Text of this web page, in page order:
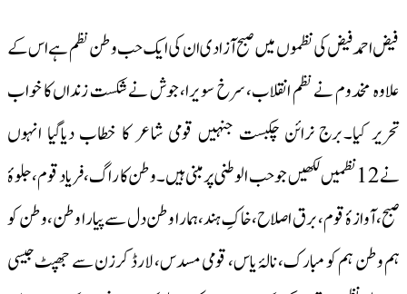
فیض احمد فیض کی نظموں میں صبح آزادی ان کی ایک حب وطن نظم ہے اس کے
علاوہ مخدوم نے نظم انقلاب، سرخ سویرا، جوش نے شکست زنداں کا خواب
تحریر کیا۔برج نرائن چکبست جنہیں قومی شاعر کا خطاب دیاگیا انہوں
نے12نظمیں لکھیں جو حب الوطنی پر مبنی ہیں۔ وطن کا راگ، فریاد قوم، جلوۂ
صبح، آوازۂ قوم، برق اصلاح، خاکِ ہند، ہمارا وطن دل سے پیارا وطن، وطن کو
ہم وطن ہم کو مبارک، نالۂ یاس، قومی مسدس، لارڈ کرزن سے جھپٹ جیسی